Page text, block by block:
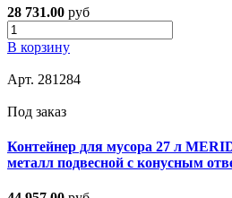
28 731.00 руб
В корзину
Арт. 281284
Под заказ
Контейнер для мусора 27 л
металл подвесной с конусным